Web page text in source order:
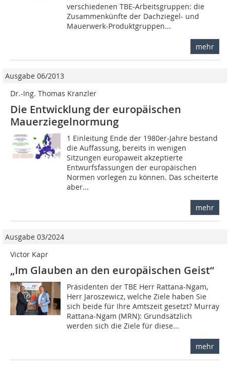
verschiedenen TBE-Arbeitsgruppen: die
Zusammenkünfte der Dachziegel- und
Mauerwerk-Produktgruppen...
mehr
Ausgabe 06/2013
Dr.-Ing. Thomas Kranzler
Die Entwicklung der europäischen
Mauerziegelnormung
1 Einleitung Ende der 1980er-Jahre bestand
die Auffassung, bereits in wenigen
Sitzungen europaweit akzeptierte
Entwurfsfass­ungen der europäischen
Normen vorlegen zu können. Das scheiterte
aber...
mehr
Ausgabe 03/2024
Victor Kapr
„Im Glauben an den europäischen Geist“
Präsidenten der TBE Herr Rattana-Ngam,
Herr Jaroszewicz, welche Ziele haben Sie
sich beide für Ihre Amtszeit gesetzt? Murray
Rattana-Ngam (MRN): Grundsätzlich
werden sich die Ziele für diese...
mehr